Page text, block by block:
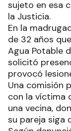
sujeto en esa
la Justicia.
En la
de 32 años
Agua Potable
solicitó
provocó
Una comisión
con la víctima
una vecina,
su pareja siga